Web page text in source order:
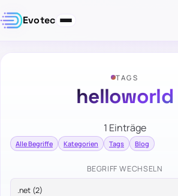
Evotec
TAGS
helloworld
1 Einträge
Alle Begriffe Kategorien Tags Blog
BEGRIFF WECHSELN